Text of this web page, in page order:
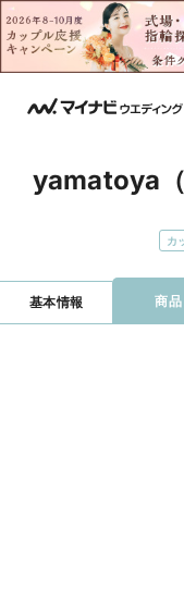
yamatoya
カ
基本情報 商品